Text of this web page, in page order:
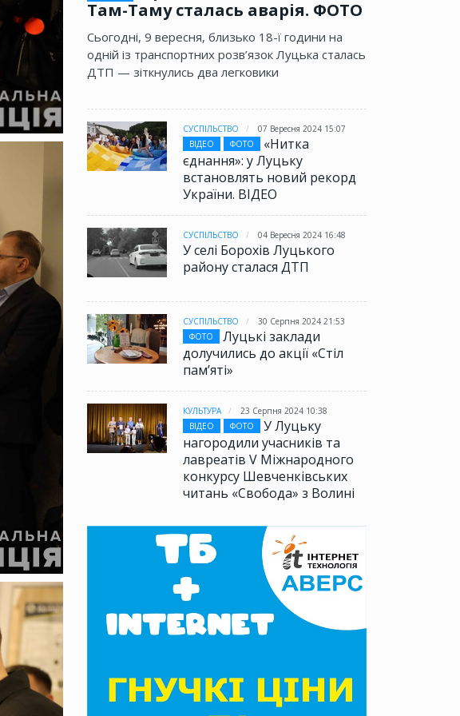
Там-Таму сталась аварія. ФОТО
Сьогодні, 9 вересня, близько 18-ї години на
одній із транспортних розв’язок Луцька сталась
ДТП — зіткнулись два легковики
СУСПІЛЬСТВО
07 Вересня 2024 15:07
ВІДЕО
ФОТО
«Нитка
єднання»: у Луцьку
встановлять новий рекорд
України. ВІДЕО
СУСПІЛЬСТВО 04 Вересня 2024 16:48
У селі Борохів Луцького
району сталася ДТП
СУСПІЛЬСТВО
30 Серпня 2024 21:53
ФОТО
Луцькі заклади
долучились до акції «Стіл
памʼяті»
КУЛЬТУРА
23 Серпня 2024 10:38
ВІДЕО
ФОТО
У Луцьку
нагородили учасників та
лавреатів V Міжнародного
конкурсу Шевченківських
читань «Свобода» з Волині